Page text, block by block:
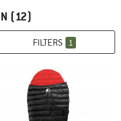
(12)
FILTERS 1